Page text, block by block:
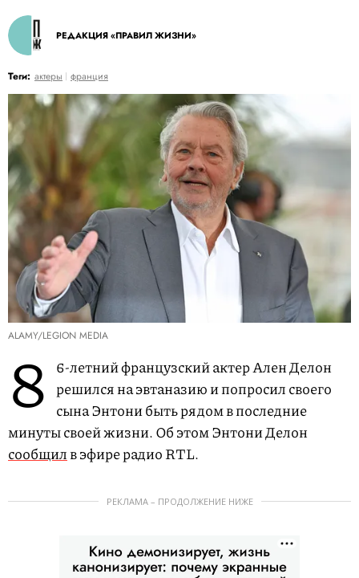
РЕДАКЦИЯ «ПРАВИЛ ЖИЗНИ»
Теги: актеры франция
ALAMY/LEGION MEDIA
8
6-летний французский актер Ален Делон
решился на эвтаназию и попросил своего
сына Энтони быть рядом в последние
минуты своей жизни. Об этом Энтони Делон
сообщилв эфире радио RTL.
РЕКЛАМА – ПРОДОЛЖЕНИЕ НИЖЕ